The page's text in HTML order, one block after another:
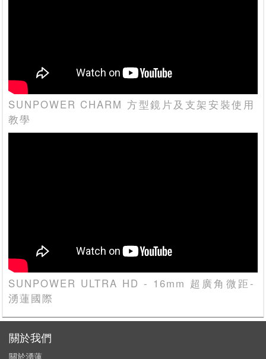
SUNPOWER CHARM 方型鏡片及支架安裝使用
教學
SUNPOWER ULTRA HD - 16mm 超廣角微距-
湧蓮國際
關於我們
關於湧蓮